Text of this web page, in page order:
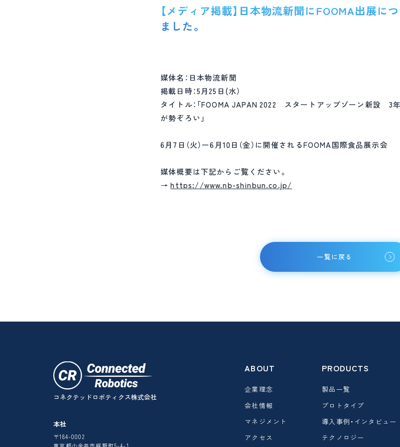
【メディア掲載】日本物流新聞にFOOMA出展に
ました。
媒体名：日本物流新聞
掲載日時：5月25日(水）
タイトル：「FOOMA JAPAN 2022 スタートアップゾーン新設 3
が勢ぞろい」
6月7日（火）ー6月10日（金）に開催されるFOOMA国際食品展示会
媒体概要は下記からご覧ください。
→https://www.nb-shinbun.co.jp/
一覧に戻る
コネクテッドロボティクス株式会社
本社
〒184-0002
ABOUT
企業理念
会社情報
マネジメント
アクセス
PRODUCTS
製品一覧
プロトタイプ
導入事例・インタビュー
テクノロジー